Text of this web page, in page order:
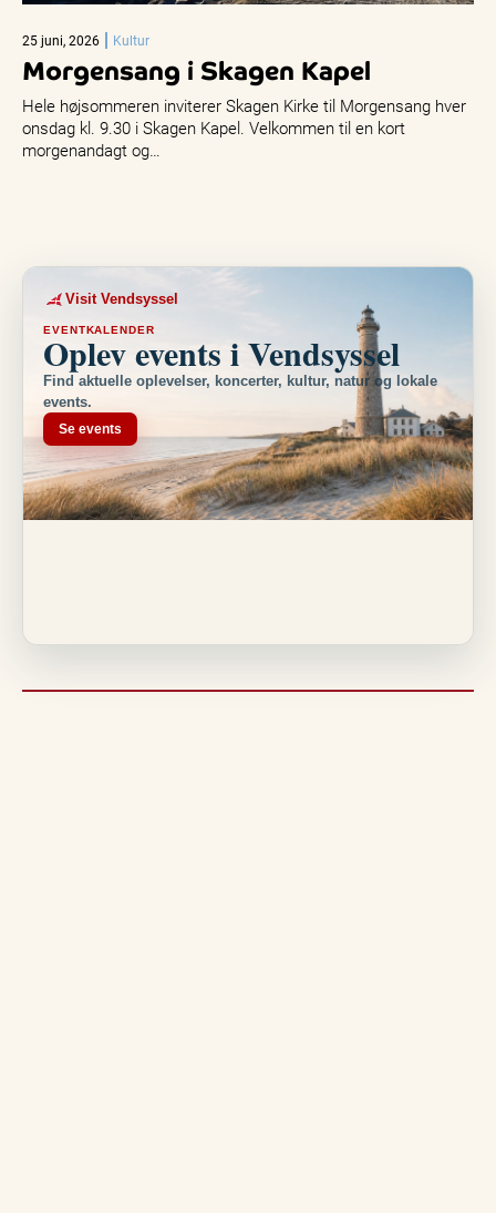
25 juni, 2026 Kultur
Morgensang i Skagen Kapel
Hele højsommeren inviterer Skagen Kirke til Morgensang hver
onsdag kl. 9.30 i Skagen Kapel. Velkommen til en kort
morgenandagt og…
Visit Vendsyssel
EVENTKALENDER
Oplev events i Vendsyssel
Find aktuelle oplevelser, koncerter, kultur, natur og lokale
events.
Se events